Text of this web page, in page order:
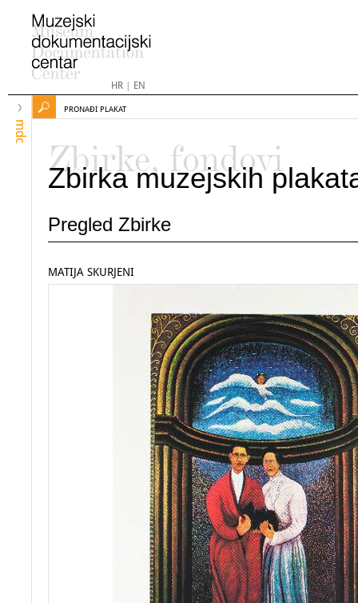
HR| EN
mdc
PRONAĐI PLAKAT
Zbirke, fondovi
Zbirka muzejskih
Pregled Zbirke
MATIJA SKURJENI